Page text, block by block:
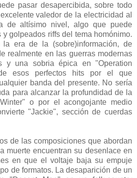
pasar desapercibida, sobre todo
valedor de la electricidad al
de altísimo nivel, algo que puede
y golpeados riffs del tema homónimo.
la era de la (sobre)información, de
realmente en las guerras modernas
y una sobria épica en "Operation
esos perfectos hits por el que
banda del presente. No sería
para alcanzar la profundidad de la
o por el acongojante medio
"Jackie", sección de cuerdas
de las composiciones que abordan
muerte encuentran su desenlace en
en que el voltaje baja su empuje
de formatos. La desaparición de un